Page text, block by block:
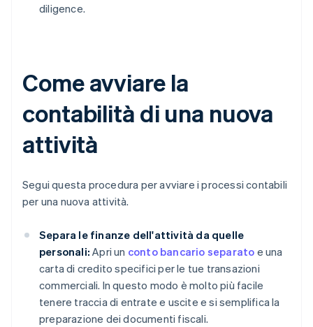
diligence.
Come avviare la
contabilità di una nuova
attività
Segui questa procedura per avviare i processi contabili
per una nuova attività.
Separa le finanze dell'attività da quelle
personali: Apri un conto bancario separato e una
carta di credito specifici per le tue transazioni
commerciali. In questo modo è molto più facile
tenere traccia di entrate e uscite e si semplifica la
preparazione dei documenti fiscali.